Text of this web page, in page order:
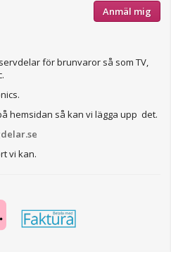
Anmäl mig
för brunvaror så som TV,
hemsidan så kan vi lägga upp det.
vi kan.